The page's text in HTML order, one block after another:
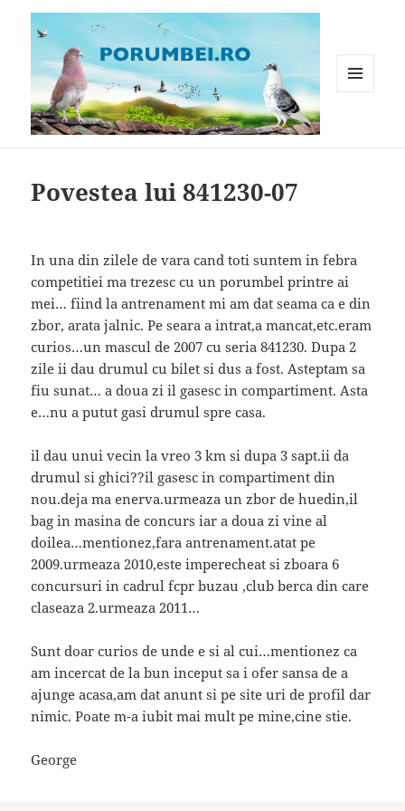
Povestea lui 841230-07
In una din zilele de vara cand toti suntem in febra
competitiei ma trezesc cu un porumbel printre ai
mei… fiind la antrenament mi am dat seama ca e din
zbor, arata jalnic. Pe seara a intrat,a mancat,etc.eram
curios…un mascul de 2007 cu seria 841230. Dupa 2
zile ii dau drumul cu bilet si dus a fost. Asteptam sa
fiu sunat… a doua zi il gasesc in compartiment. Asta
e…nu a putut gasi drumul spre casa.
il dau unui vecin la vreo 3 km si dupa 3 sapt.ii da
drumul si ghici??il gasesc in compartiment din
nou.deja ma enerva.urmeaza un zbor de huedin,il
bag in masina de concurs iar a doua zi vine al
doilea…mentionez,fara antrenament.atat pe
2009.urmeaza 2010,este imperecheat si zboara 6
concursuri in cadrul fcpr buzau ,club berca din care
claseaza 2.urmeaza 2011…
Sunt doar curios de unde e si al cui…mentionez ca
am incercat de la bun inceput sa i ofer sansa de a
ajunge acasa,am dat anunt si pe site uri de profil dar
nimic. Poate m-a iubit mai mult pe mine,cine stie.
George